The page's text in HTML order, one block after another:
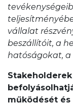
vállalat
beszállítóit, a
hatóságokat,
működését